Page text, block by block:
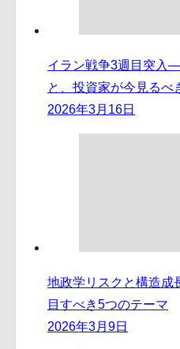
イラン戦争3週目突入
と、投資家が今見るべ
2026年3月16日
地政学リスクと構造成
目すべき5つのテーマ
2026年3月9日